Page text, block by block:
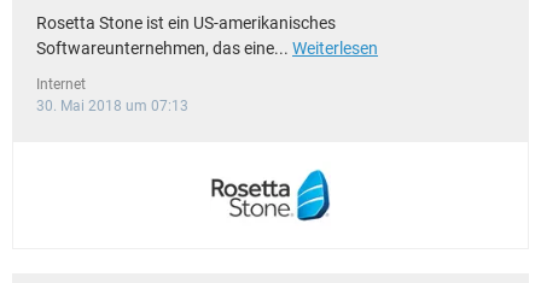
Rosetta Stone ist ein US-amerikanisches
Softwareunternehmen, das eine... Weiterlesen
Internet
30. Mai 2018 um 07:13